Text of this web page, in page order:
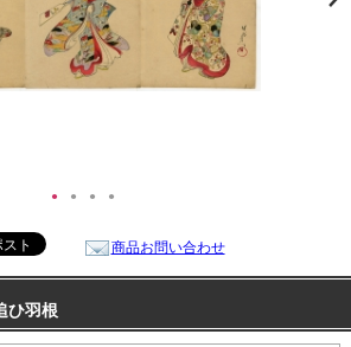
● ● ● ●
商品お問い合わせ
羽根